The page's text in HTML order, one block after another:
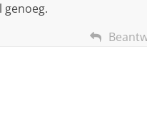
genoeg.